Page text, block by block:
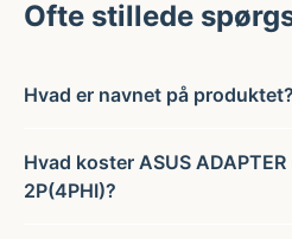
Ofte stillede
Hvad er navnet på produktet?
Hvad koster ASUS
2P(4PHI)?